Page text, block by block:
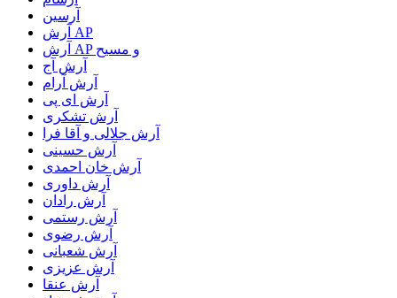
آرسین
آرش AP
آرش AP و مسیح
آرش آج
آرش آرام
آرش ای پی
آرش تشکری
آرش جلالی و آقا فرا
آرش حسینی
آرش خان احمدی
آرش داوری
آرش رادان
آرش رستمى
آرش رضوی
آرش شعبانی
آرش عزیزی
آرش عنقا